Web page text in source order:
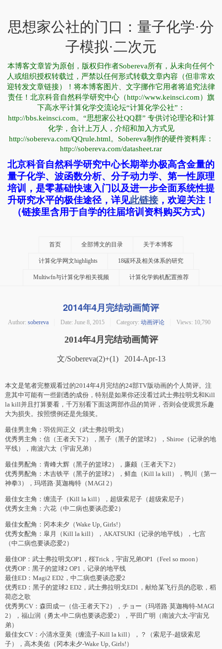
思想家公社的门口：量子化学·分
子模拟·二次元
本博客文章皆为原创，版权归作者Sobereva所有，从未向任何个
人或组织授权转载过，严禁以任何形式转载文章内容（但非常欢
迎转发文章链接）！将本博客图片、文字挪作它用者将追究法律
责任！北京科音自然科学研究中心（http://www.keinsci.com）旗
下高水平计算化学交流论坛“计算化学公社”：
http://bbs.keinsci.com。“思想家公社QQ群” 专供讨论理论和计算
化学，合计上万人，介绍和加入方式见
http://sobereva.com/QQrule.html。Sobereva制作的硬件资料库：
http://sobereva.com/datasheet.rar
北京科音自然科学研究中心长期举办极高含金量的
量子化学、波函数分析、分子动力学、第一性原理
培训，是零基础快速入门以及进一步全面系统性提
升研究水平的极佳途径，详见此链接，欢迎关注！
（链接里含用于自学的往届培训资料购买方式）
首页 全部博文的目录 关于本博客
计算化学网文highlights 18碳环及相关体系的研究
Multiwfn与计算化学相关视频 计算化学购机配置推荐
2014年4月完结动画简评
Author: sobereva Date: June 8, 2015 Category: 动画评论 Views: 10,790
2014年4月完结动画简评
文/Sobereva(2)+(1) 2014-Apr-13
本文是笔者完整观看过的2014年4月完结的24部TV版动画的个人简评。注
意其中可能有一些剧透的成份，特别是如果你还没看过武士弗拉明戈和Kill
la kill并且打算要看，千万别看下面这两部作品的简评，否则会使观赏乐趣
大为损失。按照惯例还是先颁奖。
最佳男主角：羽佐间正义（武士弗拉明戈）
优秀男主角：信（王者天下2），黑子（黑子的篮球2），Shiroe（记录的地
平线），南波六太（宇宙兄弟）
最佳男配角：青峰大辉（黑子的篮球2），廉颇（王者天下2）
优秀男配角：木吉铁平（黑子的篮球2），鲜血（Kill la kill），鸭川（第一
神拳3），玛塔路·莫迦梅特（MAGI 2）
最佳女主角：缠流子（Kill la kill），超级索尼子（超级索尼子）
优秀女主角：六花（中二病也要谈恋爱2）
最佳女配角：冈本未夕（Wake Up, Girls!）
优秀女配角：皐月（Kill la kill），AKATSUKI（记录的地平线），七宫
（中二病也要谈恋爱2）
最佳OP：武士弗拉明戈OP1，桜Trick，宇宙兄弟OP1（Feel so moon）
优秀OP：黑子的篮球2 OP1，记录的地平线
最佳ED：Magi2 ED2，中二病也要谈恋爱2
优秀ED：黑子的篮球2 ED2，武士弗拉明戈ED1，献给某飞行员的恋歌，稻
荷恋之歌
优秀男CV：森田成一（信-王者天下2），チョー（玛塔路·莫迦梅特-MAGI
2），福山润（勇太-中二病也要谈恋爱2），平田广明（南波六太-宇宙兄
弟）
最佳女CV：小清水亚美（缠流子-Kill la kill），？（索尼子-超级索尼
子），高木美佑（冈本未夕-Wake Up, Girls!）